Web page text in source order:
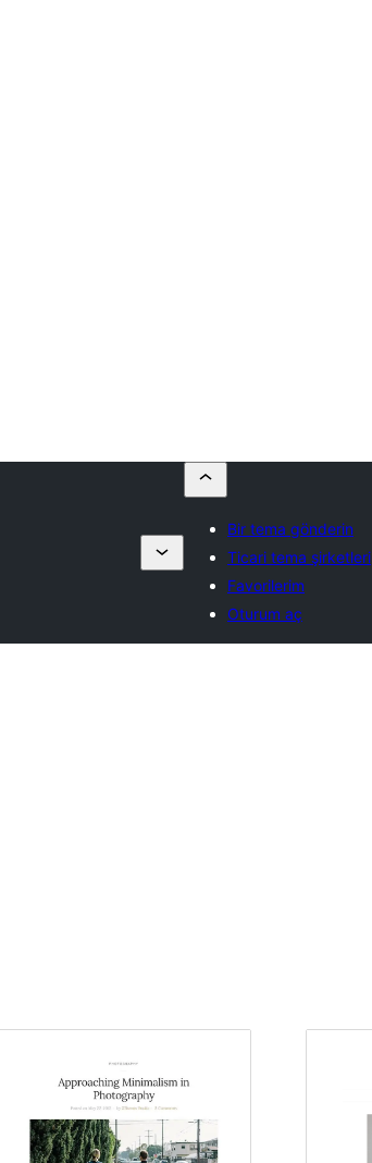
Bir tema gönderin
Ticari tema şirketleri
Favorilerim
Oturum aç